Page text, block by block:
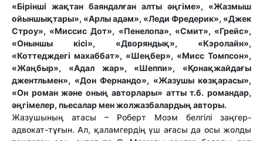
«Бірінші жақтан баяндалған алты әңгіме», «Жазмыш
ойыншықтары», «Арлы адам», «Леди Фредерик», «Джек
Строу», «Миссис Дот», «Пенелопа», «Смит», «Грейс»,
«Оныншы кісі», «Дворяндық», «Кэролайн»,
«Коттедждегі махаббат», «Шеңбер», «Мисс Томпсон»,
«Жаңбыр», «Адал жар», «Шеппи», «Қонақжайдағы
джентльмен», «Дон Фернандо», «Жазушы көзқарасы»,
«Он роман және оның авторлары» атты т.б. романдар,
әңгімелер, пьесалар мен жолжазбалардың авторы.
Жазушының атасы – Роберт Моэм белгілі заңгер-
адвокат-тұғын. Ал, қаламгердің үш ағасы да осы жолды